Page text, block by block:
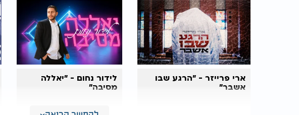
ארי פרייזר - "הרגע שבו
אשבר"
לידור נחום - "יאללה
מסיבה"